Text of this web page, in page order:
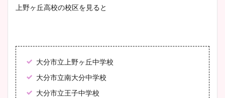
上野ヶ丘高校の校区を見ると
大分市立上野ヶ丘中学校
大分市立南大分中学校
大分市立王子中学校